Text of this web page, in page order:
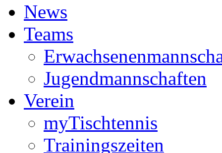
News
Teams
Jugendmannschaften
Verein
myTischtennis
Trainingszeiten